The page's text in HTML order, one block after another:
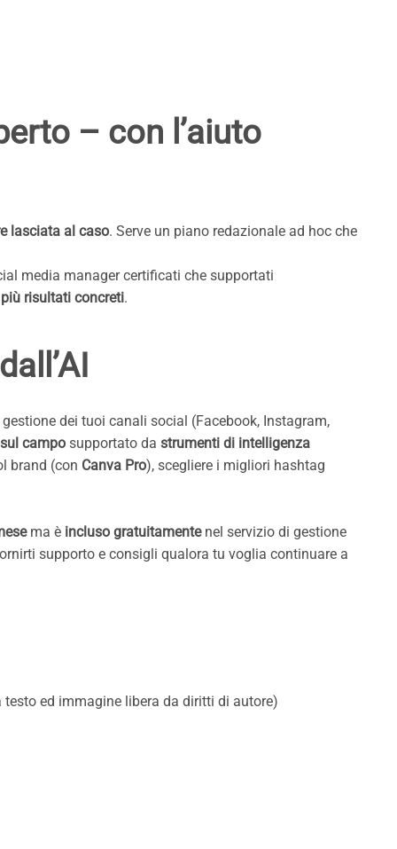
– con l’aiuto
lasciata al caso. Serve un piano redazionale ad hoc che
media manager certificati che supportati
risultati concreti.
dei tuoi canali social (Facebook, Instagram,
campo supportato da strumenti di intelligenza
brand (con Canva Pro), scegliere i migliori hashtag
ma è incluso gratuitamentenel servizio di gestione
supporto e consigli qualora tu voglia continuare a
ed immagine libera da diritti di autore)